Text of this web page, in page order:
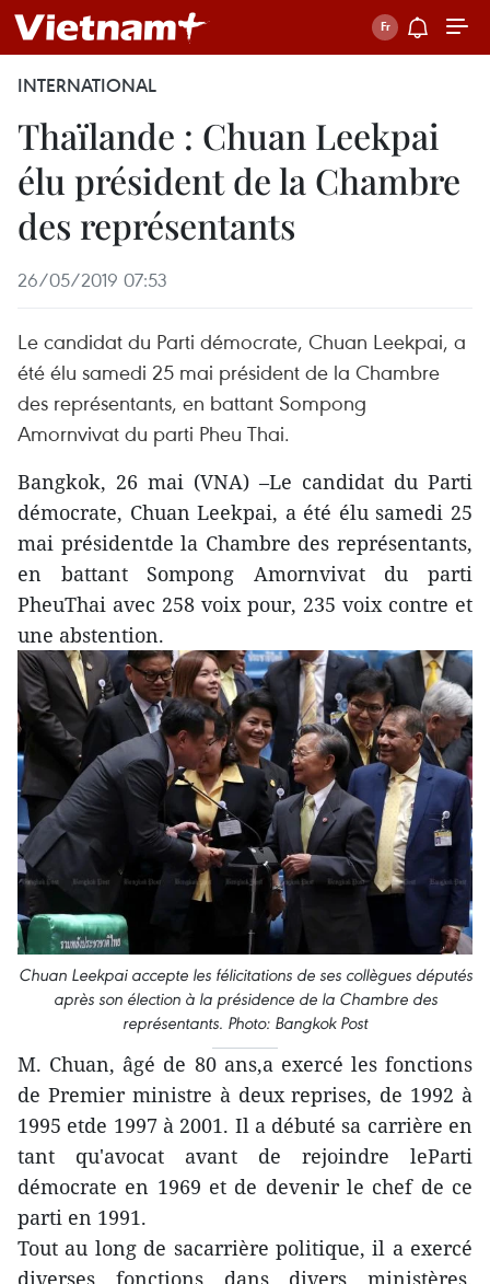
INTERNATIONAL
Thaïlande : Chuan Leekpai
élu président de la Chambre
des représentants
26/05/2019 07:53
Le candidat du Parti démocrate, Chuan Leekpai, a
été élu samedi 25 mai président de la Chambre
des représentants, en battant Sompong
Amornvivat du parti Pheu Thai.
Bangkok, 26 mai (VNA) –Le candidat du Parti
démocrate, Chuan Leekpai, a été élu samedi 25
mai présidentde la Chambre des représentants,
en battant Sompong Amornvivat du parti
PheuThai avec 258 voix pour, 235 voix contre et
une abstention.
Chuan Leekpai accepte les félicitations de ses collègues députés
après son élection à la présidence de la Chambre des
représentants. Photo: Bangkok Post
M. Chuan, âgé de 80 ans,a exercé les fonctions
de Premier ministre à deux reprises, de 1992 à
1995 etde 1997 à 2001. Il a débuté sa carrière en
tant qu'avocat avant de rejoindre leParti
démocrate en 1969 et de devenir le chef de ce
parti en 1991.
Tout au long de sacarrière politique, il a exercé
diverses fonctions dans divers ministères,